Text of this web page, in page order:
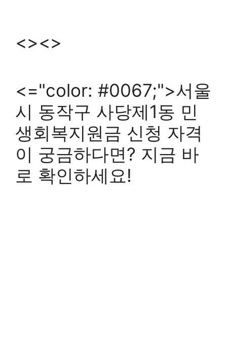
<><>
<="color: #0067;">서울
시 동작구 사당제1동 민
생회복지원금 신청 자격
이 궁금하다면? 지금 바
로 확인하세요!